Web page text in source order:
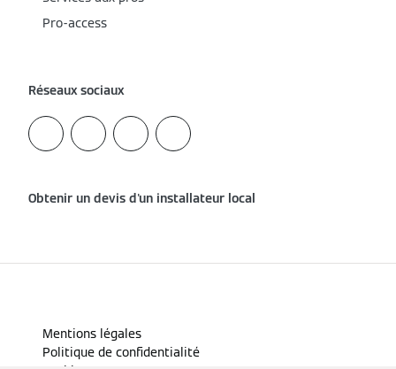
Pro-access
Réseaux sociaux
Obtenir un devis d'un installateur local
Mentions légales
Politique de confidentialité